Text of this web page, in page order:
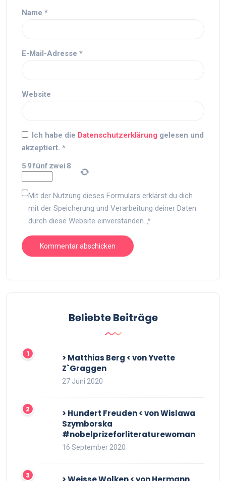
Name *
E-Mail-Adresse *
Website
Ich habe die Datenschutzerklärung gelesen und
akzeptiert. *
5 9fünf zwei 8
Mit der Nutzung dieses Formulars erklärst du dich
mit der Speicherung und Verarbeitung deiner Daten
durch diese Website einverstanden. *
Beliebte Beiträge
> Matthias Berg < von Yvette
Z`Graggen
27 Juni 2020
> Hundert Freuden < von Wislawa
Szymborska
#nobelprizeforliteraturewoman
16 September 2020